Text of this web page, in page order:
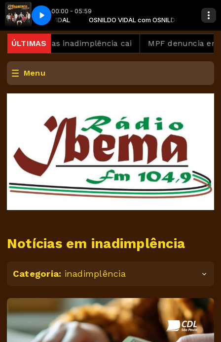
00:00 - 05:59
com OSNILDO VIDAL OSNILDO VIDAL com OSNILDO VIDAL
San Francisco 01 Fala pra Ele Musical San Francisco
ÚLTIMAS
82%, mas inadimplência cai MPF denuncia
Menu
Notícias em inadimplência
Categoria: inadimplência